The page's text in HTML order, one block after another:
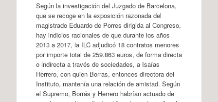
Según la investigación del Juzgado de Barcelona,
que se recoge en la exposición razonada del
magistrado Eduardo de Porres dirigida al Congreso,
hay indicios racionales de que durante los años
2013 a 2017, la ILC adjudicó 18 contratos menores
por importe total de 259.863 euros, de forma directa
o indirecta a través de sociedades, a Isaías
Herrero, con quien Borras, entonces directora del
Instituto, mantenía una relación de amistad. Según
el Supremo, Borrás y Herrero habrían actuado de